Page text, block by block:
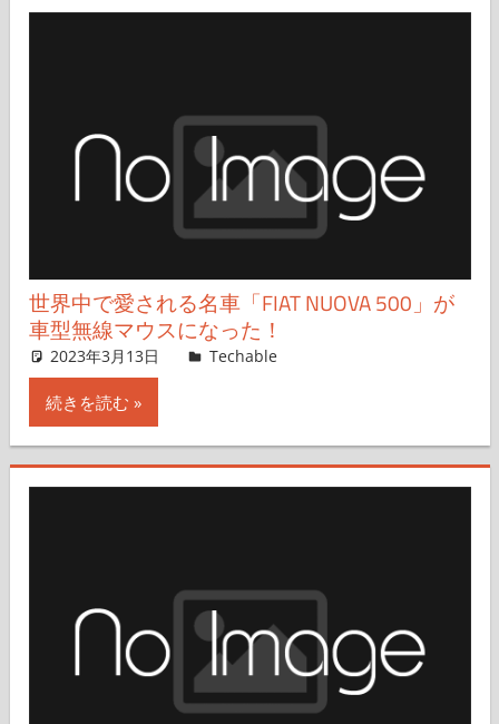
世界中で愛される名車「FIAT NUOVA 500」が
車型無線マウスになった！
2023年3月13日 井上一樹
Techable
続きを読む